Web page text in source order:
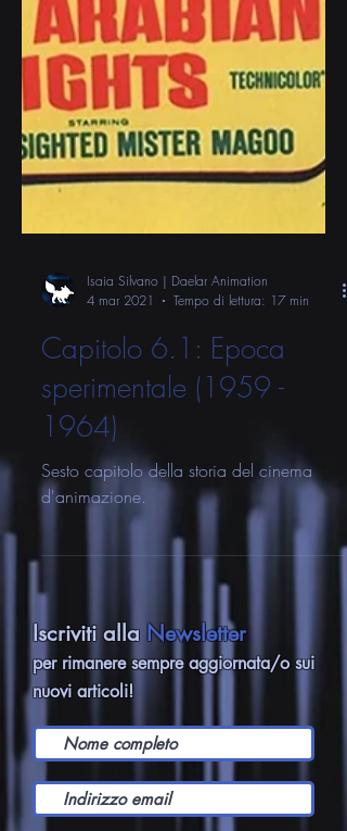
Isaia Silvano | Daelar Animation
4 mar 2021
Tempo di lettura: 17 min
Capitolo 6.1: Epoca
sperimentale (1959 -
d'animazione.
Iscriviti allaNewsletter
per rimanere sempre aggiornata/o sui
nuovi articoli!